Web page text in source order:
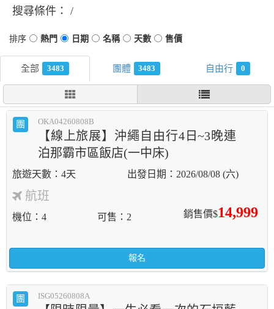
搜尋條件：
3483 3483 0
團 OKA04260808B
【線上旅展】沖繩自由行4日~3晚連
泊那霸市區飯店(一中床)
4天 2026/08/08 (六)
航班
銷售價$14,999
機位 4 可售 2
報名
團 ISG05260808A